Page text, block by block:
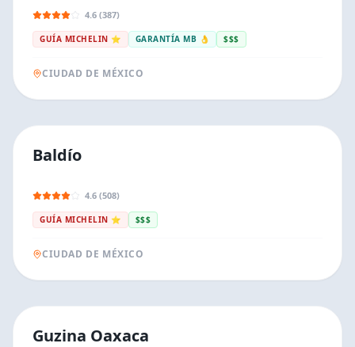
4.6 (387)
GUÍA MICHELIN ⭐ GARANTÍA MB 👌 $$$
CIUDAD DE MÉXICO
Baldío
4.6 (508)
GUÍA MICHELIN ⭐ $$$
CIUDAD DE MÉXICO
Guzina Oaxaca